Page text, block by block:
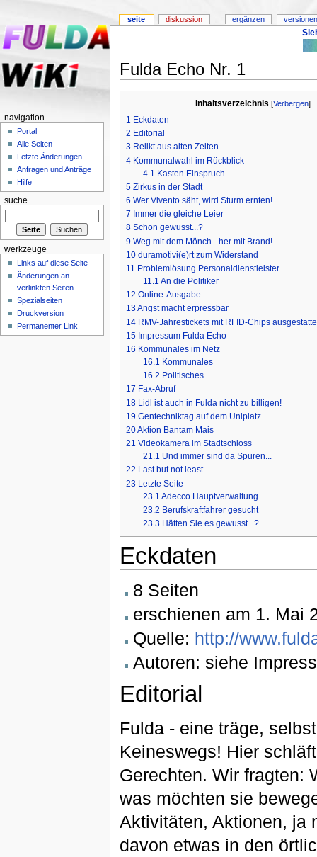
Fulda Echo Nr. 1
Inhaltsverzeichnis [Verbergen]
1 Eckdaten
2 Editorial
3 Relikt aus alten Zeiten
4 Kommunalwahl im Rückblick
4.1 Kasten Einspruch
5 Zirkus in der Stadt
6 Wer Vivento säht, wird Sturm ernten!
7 Immer die gleiche Leier
8 Schon gewusst...?
9 Weg mit dem Mönch - her mit Brand!
10 duramotivi(e)rt zum Widerstand
11 Problemlösung Personaldienstleister
11.1 An die Politiker
12 Online-Ausgabe
13Angst macht erpressbar
14 RMV-Jahrestickets mit RFID-Chips
15 Impressum Fulda Echo
16 Kommunales im Netz
16.1 Kommunales
16.2 Politisches
17 Fax-Abruf
18 Lidl ist auch in Fulda nicht zu billigen!
19 Gentechniktag auf dem Uniplatz
20Aktion Bantam Mais
21 Videokamera im Stadtschloss
21.1 Und immer sind da Spuren...
22 Last but not least...
23 Letzte Seite
23.1 Adecco Hauptverwaltung
23.2 Berufskraftfahrer gesucht
23.3 Hätten Sie es gewusst...?
Eckdaten
8 Seiten
erschienen am 1. Mai
Quelle: http://
Autoren: siehe
Editorial
Fulda - eine träge,
Keineswegs! Hier
Gerechten. Wir fragten:
was möchten sie
Aktivitäten, Aktionen, ja
davon etwas in den
seite diskussion ergänzen
navigation
Portal
Alle Seiten
Letzte Änderungen
Anfragen und Anträge
Hilfe
suche
werkzeuge
Links auf diese Seite
Änderungen an
verlinkten Seiten
Spezialseiten
Druckversion
Permanenter Link